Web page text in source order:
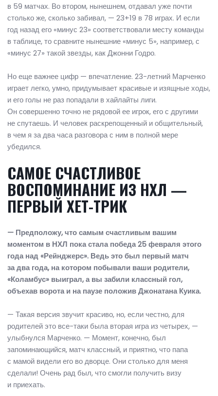
в 59 матчах. Во втором, нынешнем, отдавал уже почти
столько же, сколько забивал, — 23+19 в 78 играх. И если
год назад его «минус 23» соответствовали месту команды
в таблице, то сравните нынешние «минус 5», например, с
«минус 27» такой звезды, как Джонни Годро.
Но еще важнее цифр — впечатление. 23-летний Марченко
играет легко, умно, придумывает красивые и изящные ходы,
и его голы не раз попадали в хайлайты лиги.
Он совершенно точно не рядовой ее игрок, его с другими
не спутаешь. И человек раскрепощенный и общительный,
в чем я за два часа разговора с ним в полной мере
убедился.
САМОЕ СЧАСТЛИВОЕ
ВОСПОМИНАНИЕ ИЗ НХЛ —
ПЕРВЫЙ ХЕТ-ТРИК
— Предположу, что самым счастливым вашим
моментом в НХЛ пока стала победа 25 февраля этого
года над «Рейнджерс». Ведь это был первый матч
за два года, на котором побывали ваши родители,
«Коламбус» выиграл, а вы забили классный гол,
объехав ворота и на паузе положив Джонатана Куика.
— Такая версия звучит красиво, но, если честно, для
родителей это все-таки была вторая игра из четырех, —
улыбнулся Марченко. — Момент, конечно, был
запоминающийся, матч классный, и приятно, что папа
с мамой видели его во дворце. Они столько для меня
сделали! Очень рад был, что смогли получить визу
и приехать.